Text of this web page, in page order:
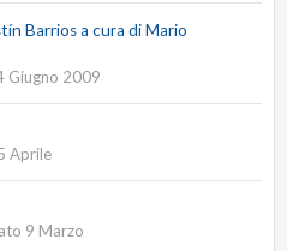
Barrios a cura di Mario
Giugno 2009
Aprile
9 Marzo